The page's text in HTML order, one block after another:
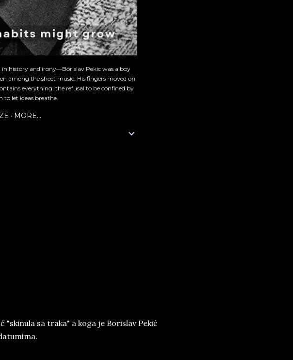
in history and irony—Borislav Pekic was a boy
among the sheet music. His fingers moved on
everything: the refusal to be confined by
to let ideas breathe.
MORE…
"skinula sa traka" a koga je Borislav Pekić